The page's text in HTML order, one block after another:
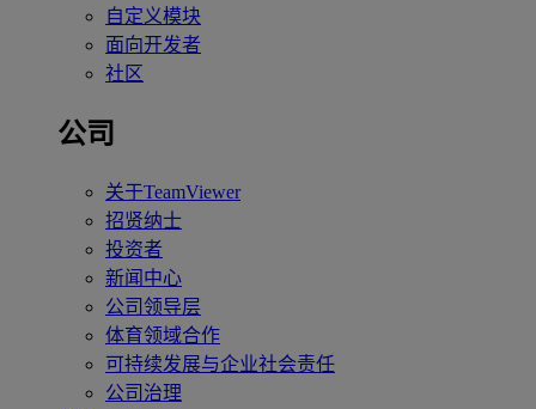
自定义模块
面向开发者
社区
公司
关于TeamViewer
招贤纳士
投资者
新闻中心
公司领导层
体育领域合作
可持续发展与企业社会责任
公司治理